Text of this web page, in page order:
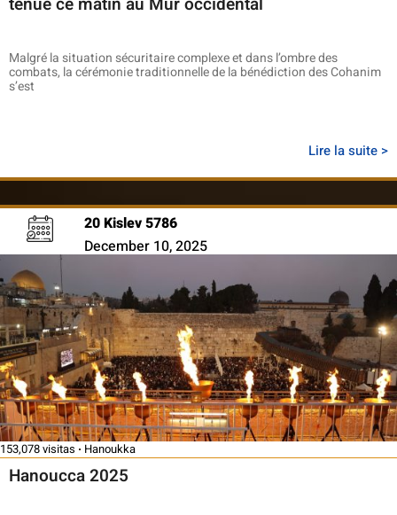
Malgré la situation sécuritaire complexe et dans l’ombre des
combats, la cérémonie traditionnelle de la bénédiction des Cohanim
s’est
Lire la suite >
20 Kislev 5786
December 10, 2025
153,078 visitas Hanoukka
Hanoucca 2025